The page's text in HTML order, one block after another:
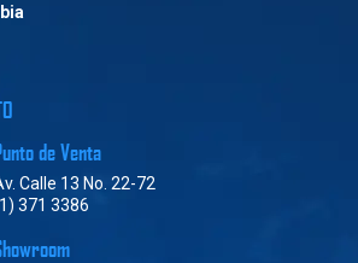
de Venta
Calle 13 No. 22-72
371 3386